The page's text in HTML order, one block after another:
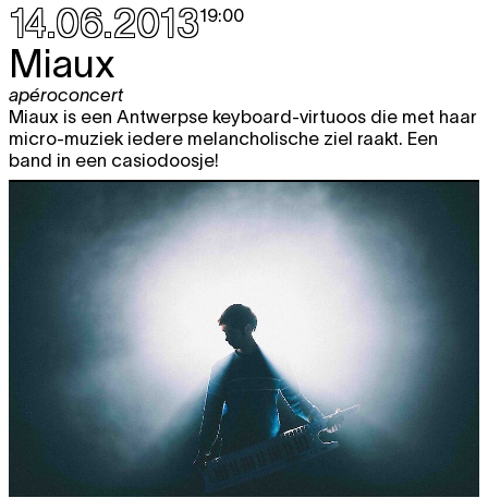
14.06.201319:00
Miaux
apéroconcert
Miaux is een Antwerpse keyboard-virtuoos die met haar
micro-muziek iedere melancholische ziel raakt. Een
band in een casiodoosje!